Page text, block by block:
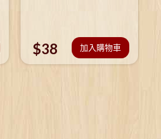
$38 加入購物車